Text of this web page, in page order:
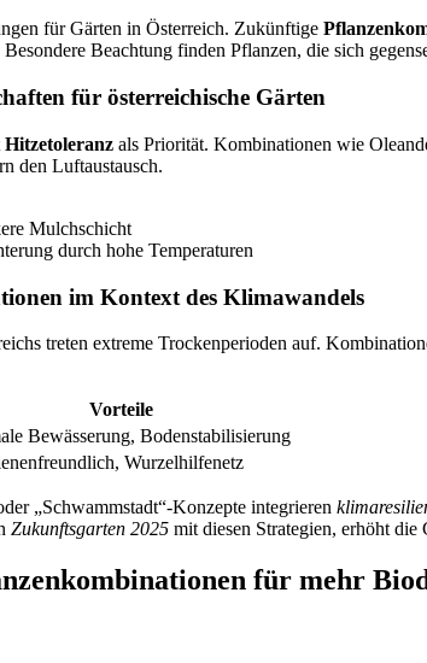
für Gärten in Österreich. Zukünftige
Beachtung finden Pflanzen, die sich
für österreichische Gärten
Hitzetoleranz als Priorität. Kombinationen wie
den Luftaustausch.
Mulchschicht
durch hohe Temperaturen
im Kontext des Klimawandels
treten extreme Trockenperioden auf.
Vorteile
Bewässerung, Bodenstabilisierung
Wurzelhilfenetz
„Schwammstadt“-Konzepte integrieren
Zukunftsgarten 2025 mit diesen Strategien, erhöht die
für mehr